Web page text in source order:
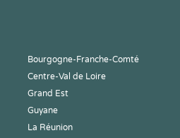
Bourgogne-Franche-Comté
Centre-Val de Loire
Grand Est
Guyane
La Réunion